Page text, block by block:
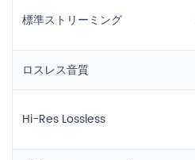
標準ストリーミング
ロスレス音質
Hi-Res Lossless